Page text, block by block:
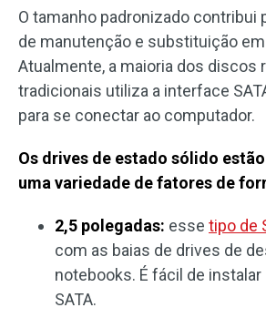
O tamanho padronizado contribui
de manutenção e substituição
Atualmente, a maioria dos discos
tradicionais utiliza a interface
para se conectar ao computador.
Os drives de estado sólido
uma variedade de fatores de
2,5 polegadas: esse tipo de
com as baias de drives de
notebooks. É fácil de
SATA.